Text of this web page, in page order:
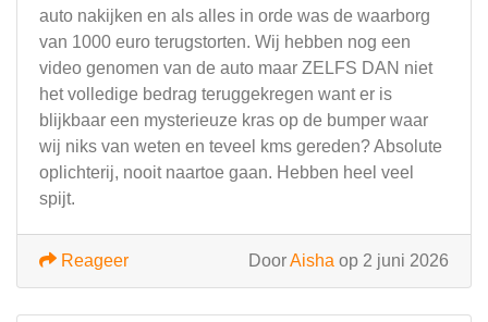
auto nakijken en als alles in orde was de waarborg
van 1000 euro terugstorten. Wij hebben nog een
video genomen van de auto maar ZELFS DAN niet
het volledige bedrag teruggekregen want er is
blijkbaar een mysterieuze kras op de bumper waar
wij niks van weten en teveel kms gereden? Absolute
oplichterij, nooit naartoe gaan. Hebben heel veel
spijt.
DoorAisha op 2 juni 2026
Reageer